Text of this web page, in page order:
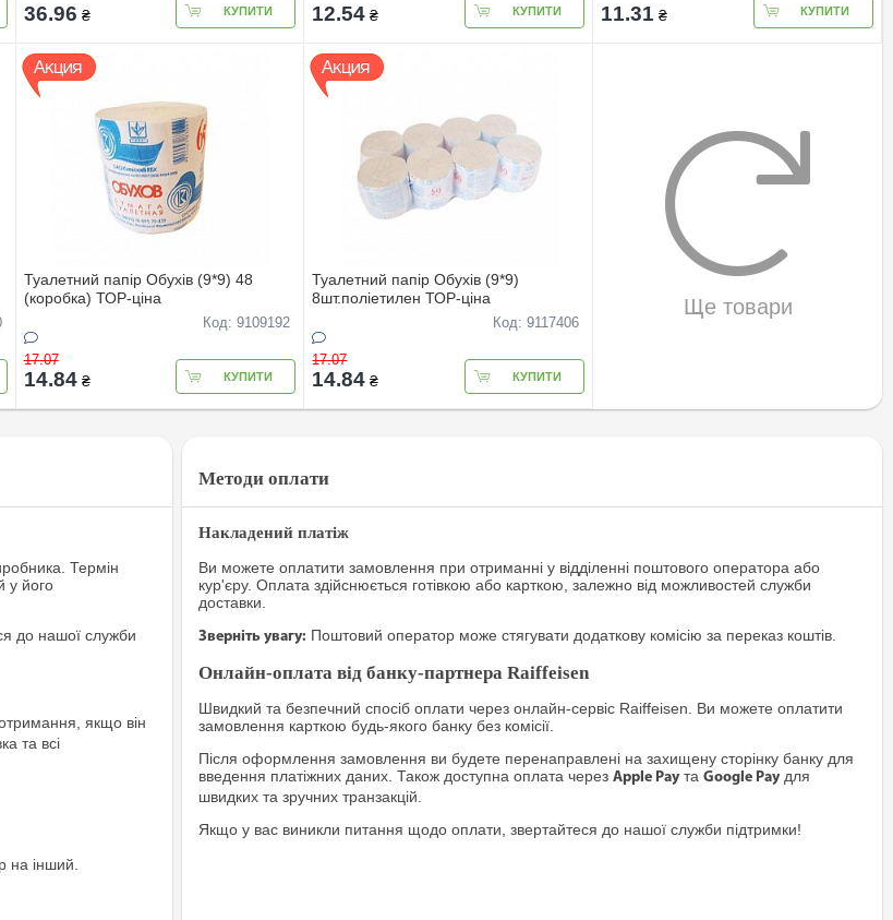
36.96 ₴ КУПИТИ 12.54 ₴ КУПИТИ 11.31 ₴ КУПИТИ
Туалетний папір Обухів (9*9) 48
(коробка) ТОР-цiна
Код: 9109192
17.07
14.84 ₴ КУПИТИ
Туалетний папір Обухів (9*9)
8шт.поліетилен ТОР-цiна
Код: 9117406
17.07
14.84 ₴ КУПИТИ
Ще товари
Термін
у його
до нашої служби
якщо він
та всі
на інший.
Методи оплати
Накладений платіж
Ви можете оплатити замовлення при отриманні у відділенні поштового оператора або
кур'єру. Оплата здійснюється готівкою або карткою, залежно від можливостей служби
доставки.
Зверніть увагу: Поштовий оператор може стягувати додаткову комісію за переказ коштів.
Онлайн-оплата від банку-партнера Raiffeisen
Швидкий та безпечний спосіб оплати через онлайн-сервіс Raiffeisen. Ви можете оплатити
замовлення карткою будь-якого банку без комісії.
Після оформлення замовлення ви будете перенаправлені на захищену сторінку банку для
введення платіжних даних. Також доступна оплата черезApple Pay таGoogle Pay для
швидких та зручних транзакцій.
Якщо у вас виникли питання щодо оплати, звертайтеся до нашої служби підтримки!